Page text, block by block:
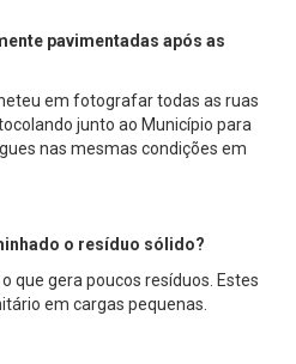
pavimentadas após as
em fotografar todas as ruas
junto ao Município para
nas mesmas condições em
o resíduo sólido?
que gera poucos resíduos. Estes
em cargas pequenas.